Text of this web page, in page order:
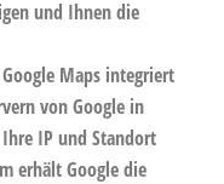
und Ihnen die
Maps integriert
von Google in
IP und Standort
erhält Google die